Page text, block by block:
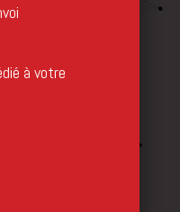
à votre